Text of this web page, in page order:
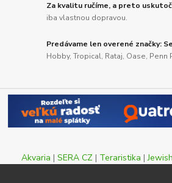
Za kvalitu ručíme, a preto
iba vlastnou dopravou.
Predávame len overené značky:
Hobby, Tropical, Rataj, Oase, Penn
Akvaria | SERA CZ | Teraristika |Jewish